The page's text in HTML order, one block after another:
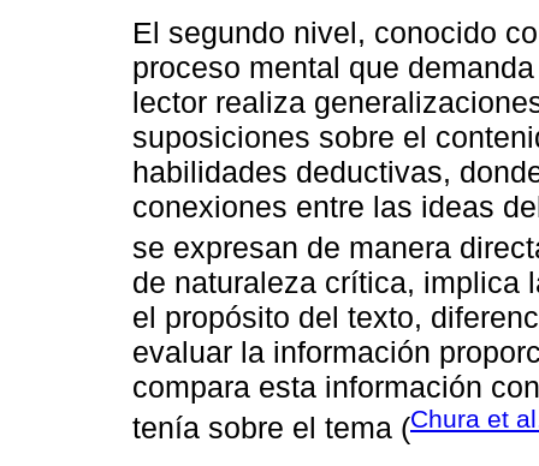
El segundo nivel, conocido
proceso mental que
lector realiza
suposiciones sobre el
habilidades deductivas,
conexiones entre las ideas
se expresan de manera
de naturaleza crítica, implica
el propósito del texto,
evaluar la información
compara esta información
tenía sobre el tema (Chura et